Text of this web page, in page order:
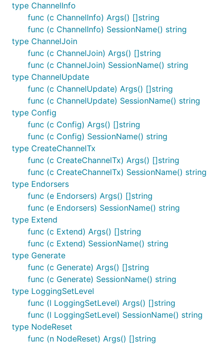
type ChannelInfo
func (c ChannelInfo) Args() []string
func (c ChannelInfo) SessionName() string
type ChannelJoin
func (c ChannelJoin) Args() []string
func (c ChannelJoin) SessionName() string
type ChannelUpdate
func (c ChannelUpdate) Args() []string
func (c ChannelUpdate) SessionName() string
type Config
func (c Config) Args() []string
func (c Config) SessionName() string
type CreateChannelTx
func (c CreateChannelTx) Args() []string
func (c CreateChannelTx) SessionName() string
type Endorsers
func (e Endorsers) Args() []string
func (e Endorsers) SessionName() string
type Extend
func (c Extend) Args() []string
func (c Extend) SessionName() string
type Generate
func (c Generate) Args() []string
func (c Generate) SessionName() string
type LoggingSetLevel
func (l LoggingSetLevel) Args() []string
func (l LoggingSetLevel) SessionName() string
type NodeReset
func (n NodeReset) Args() []string